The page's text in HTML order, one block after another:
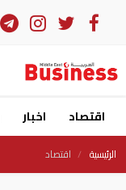
اقتصاد اخبار
الرئيسية اقتصاد